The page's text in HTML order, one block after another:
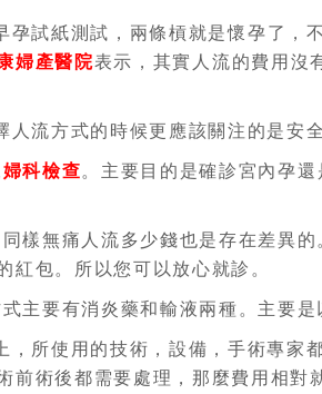
孕試紙測試，兩條槓就是懷孕了，
婦產醫院表示，其實人流的費用沒
人流方式的時候更應該關注的是安
婦科檢查。主要目的是確診宮內孕
樣無痛人流多少錢也是存在差異
紅包。所以您可以放心就診。
主要有消炎藥和輸液兩種。主要是
所使用的技術，設備，手術專家
術後都需要處理，那麼費用相對